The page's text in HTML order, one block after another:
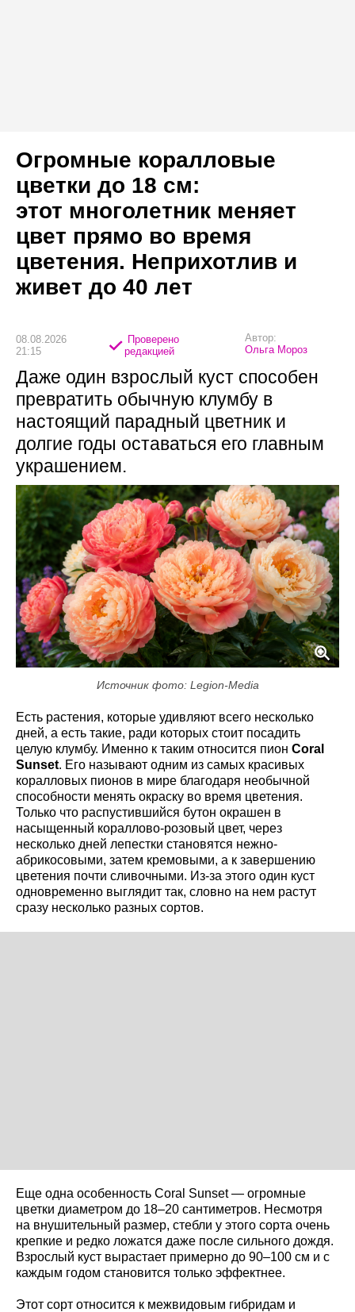
Огромные коралловые
цветки до 18 см:
этот многолетник меняет
цвет прямо во время
цветения. Неприхотлив и
живет до 40 лет
08.08.2026
21:15
Проверено
редакцией
Автор:
Ольга Мороз
Даже один взрослый куст способен
превратить обычную клумбу в
настоящий парадный цветник и
долгие годы оставаться его главным
украшением.
Источник фото: Legion-Media
Есть растения, которые удивляют всего несколько
дней, а есть такие, ради которых стоит посадить
целую клумбу. Именно к таким относится пион Coral
Sunset. Его называют одним из самых красивых
коралловых пионов в мире благодаря необычной
способности менять окраску во время цветения.
Только что распустившийся бутон окрашен в
насыщенный кораллово-розовый цвет, через
несколько дней лепестки становятся нежно-
абрикосовыми, затем кремовыми, а к завершению
цветения почти сливочными. Из-за этого один куст
одновременно выглядит так, словно на нем растут
сразу несколько разных сортов.
Еще одна особенность Coral Sunset — огромные
цветки диаметром до 18–20 сантиметров. Несмотря
на внушительный размер, стебли у этого сорта очень
крепкие и редко ложатся даже после сильного дождя.
Взрослый куст вырастает примерно до 90–100 см и с
каждым годом становится только эффектнее.
Этот сорт относится к межвидовым гибридам и